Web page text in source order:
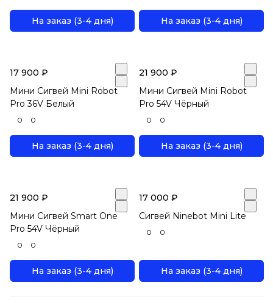
На заказ (3-4 дня) На заказ (3-4 дня)
17 900 ₽
Мини Сигвей Mini Robot
Pro 36V Белый
0 0
На заказ (3-4 дня)
21 900 ₽
Мини Сигвей Mini Robot
Pro 54V Чёрный
0 0
На заказ (3-4 дня)
21 900 ₽
Мини Сигвей Smart One
Pro 54V Чёрный
0 0
На заказ (3-4 дня)
17 000 ₽
Сигвей Ninebot Mini Lite
0 0
На заказ (3-4 дня)